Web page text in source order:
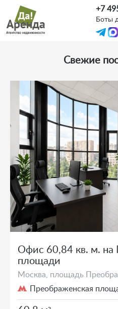
Перейти
основному
содержанию
+7
Боты
Свежие
Офис 60,84 кв. м. на
площади
Москва, площадь
Преображенская